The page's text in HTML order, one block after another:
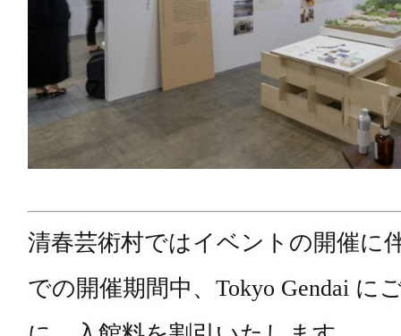
清春芸術村ではイベントの開催に
での開催期間中、Tokyo Gendai に